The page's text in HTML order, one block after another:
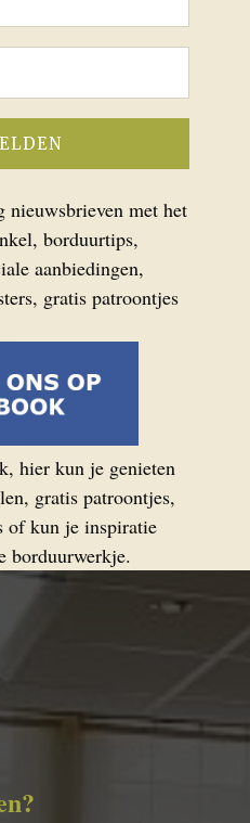
nieuwsbrieven met het
borduurtips,
aanbiedingen,
gratis patroontjes
hier kun je genieten
gratis patroontjes,
of kun je inspiratie
borduurwerkje.